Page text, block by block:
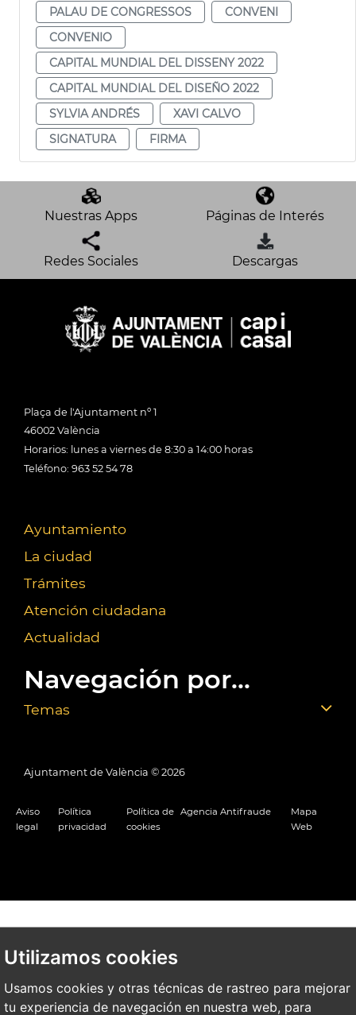
Utilizamos cookies
Usamos cookies y otras técnicas de rastreo para mejorar
tu experiencia de navegación en nuestra web, para
PALAU DE CONGRESSOS
CONVENI
CONVENIO
CAPITAL MUNDIAL DEL DISSENY 2022
CAPITAL MUNDIAL DEL DISEÑO 2022
SYLVIA ANDRÉS
XAVI CALVO
SIGNATURA
FIRMA
Nuestras Apps Páginas de Interés
Redes Sociales Descargas
Plaça de l'Ajuntament nº 1
46002 València
Horarios: lunes a viernes de 8:30 a 14:00 horas
Teléfono: 963 52 54 78
Ayuntamiento
La ciudad
Trámites
Atención ciudadana
Actualidad
Navegación por...
Temas
Ajuntament de València © 2026
Aviso
legal
Política
privacidad
Política de
cookies
Agencia Antifraude
Mapa
Web